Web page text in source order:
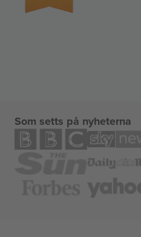
Som setts på nyheterna